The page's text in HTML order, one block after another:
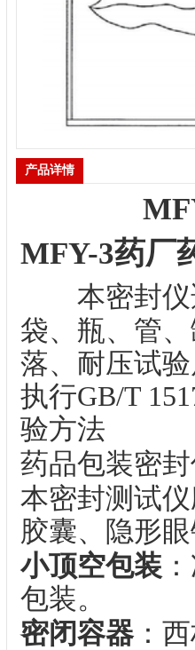
产品详情
MFY-3药厂
本密封
袋、瓶、管
落、耐压试
执行GB/T
验方法
药品包装密
本密封测试
胶囊、隐形
小顶空包装
包装。
密闭容器：